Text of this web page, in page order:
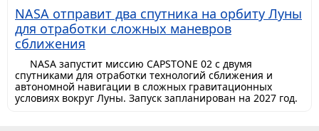
NASA отправит два спутника на орбиту Луны
для отработки сложных маневров
сближения
NASA запустит миссию CAPSTONE 02 с двумя
спутниками для отработки технологий сближения и
автономной навигации в сложных гравитационных
условиях вокруг Луны. Запуск запланирован на 2027 год.